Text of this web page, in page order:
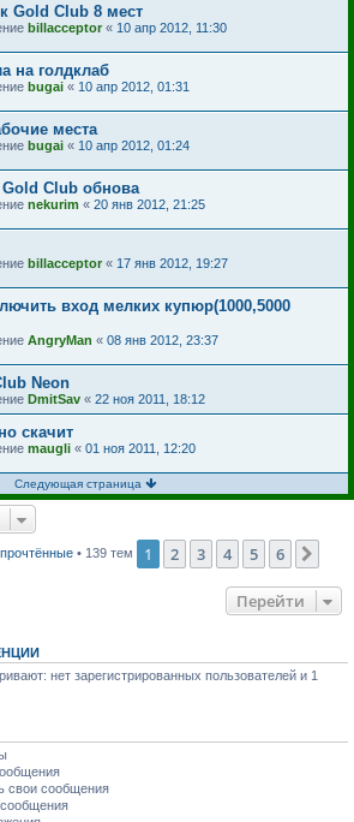
Gold Club 8 мест
billacceptor « 10 апр 2012, 11:30
на голдклаб
bugai « 10 апр 2012, 01:31
места
bugai « 10 апр 2012, 01:24
Club обнова
nekurim « 20 янв 2012, 21:25
billacceptor « 17 янв 2012, 19:27
вход мелких купюр(1000,5000
AngryMan « 08 янв 2012, 23:37
Neon
DmitSav « 22 ноя 2011, 18:12
скачит
maugli « 01 ноя 2011, 12:20
Следующая страница
• 139 тем 1 2 3 4 5 6
Перейти
нет зарегистрированных пользователей и 1
свои сообщения